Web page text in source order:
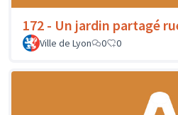
172 - Un jardin partagé
Ville de Lyon
0 0